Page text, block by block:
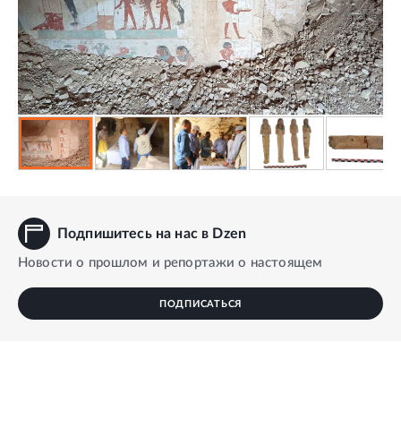
Подпишитесь на нас в Dzen
Новости о прошлом и репортажи о настоящем
ПОДПИСАТЬСЯ